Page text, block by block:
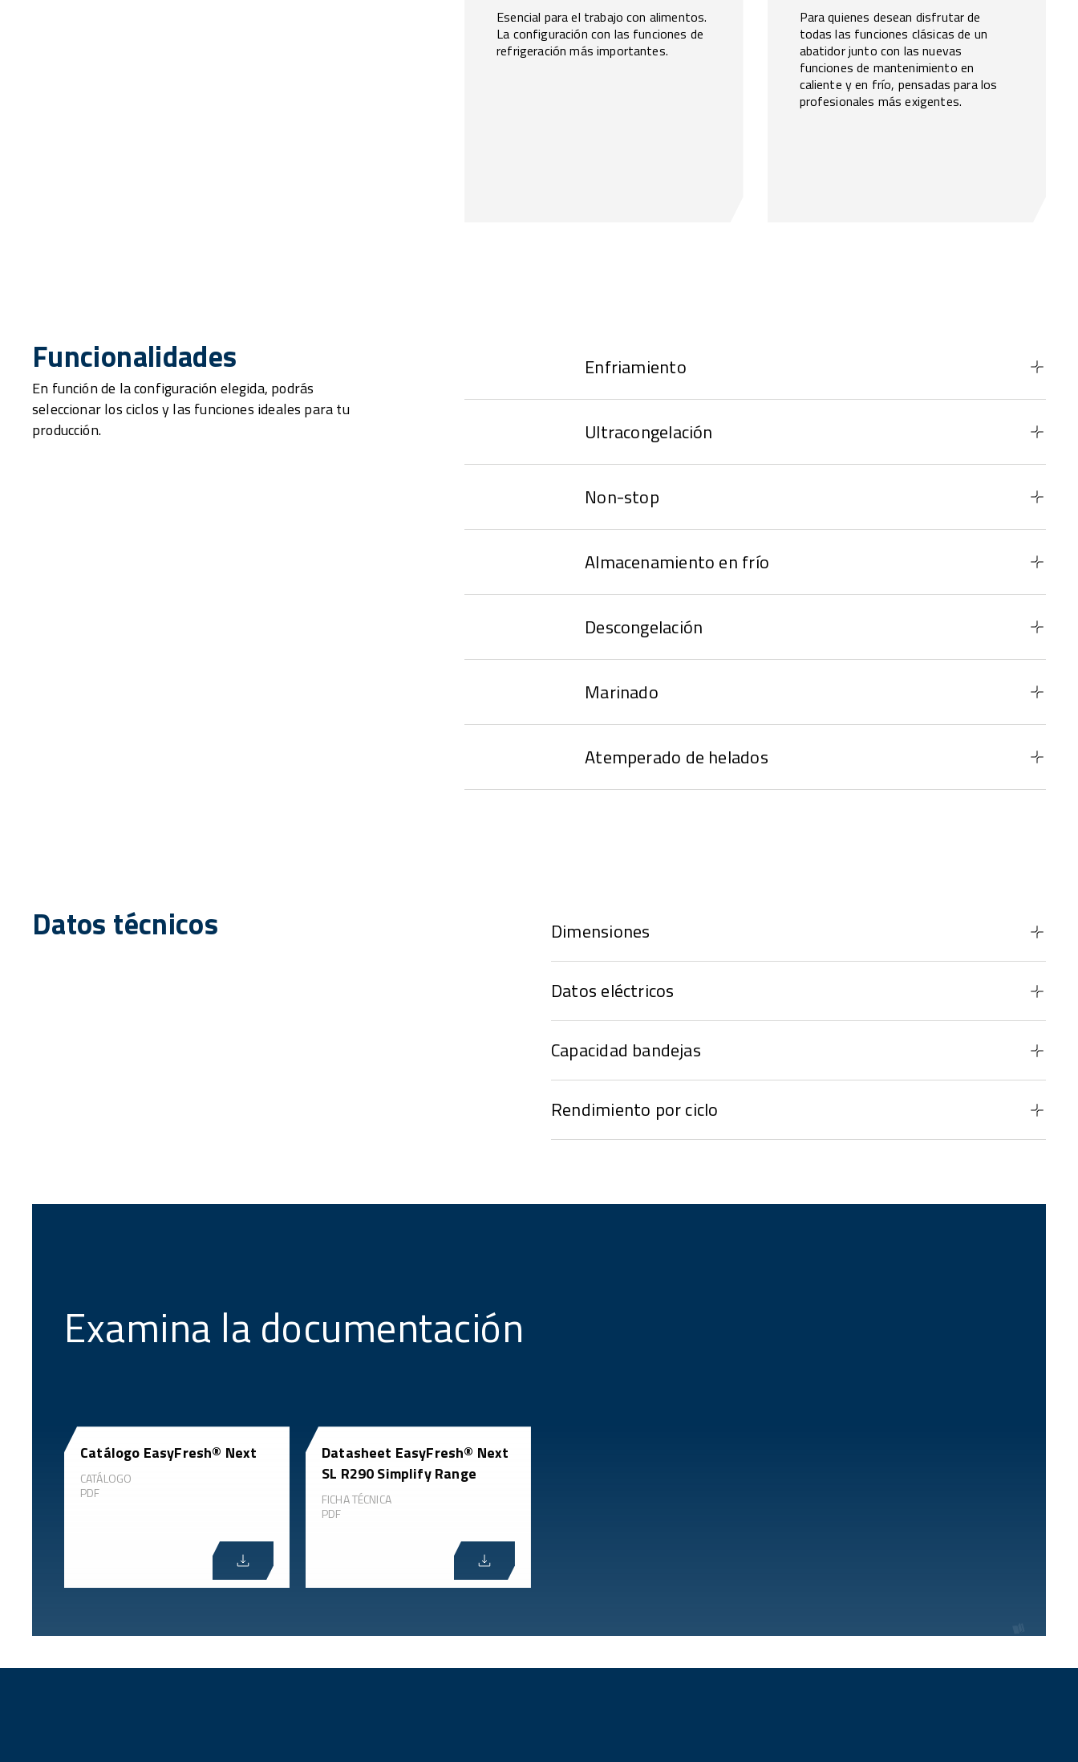
Esencial para el trabajo con alimentos.
La configuración con las funciones de
refrigeración más importantes.
Para quienes desean disfrutar de
todas las funciones clásicas de un
abatidor junto con las nuevas
funciones de mantenimiento en
caliente y en frío, pensadas para los
profesionales más exigentes.
Funcionalidades
En función de la configuración elegida, podrás
seleccionar los ciclos y las funciones ideales para tu
producción.
Enfriamiento
Ultracongelación
Non-stop
Almacenamiento en frío
Descongelación
Marinado
Atemperado de helados
Datos técnicos Dimensiones
Datos eléctricos
Capacidad bandejas
Rendimiento por ciclo
Examina la documentación
Catálogo EasyFresh® Next
CATÁLOGO
PDF
Datasheet EasyFresh® Next
SL R290 Simplify Range
FICHA TÉCNICA
PDF